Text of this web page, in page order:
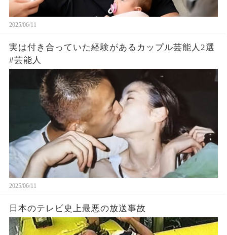
2025/06/11
実は付き合っていた経験があるカップル芸能人2選
#芸能人
2025/06/11
日本のテレビ史上最悪の放送事故